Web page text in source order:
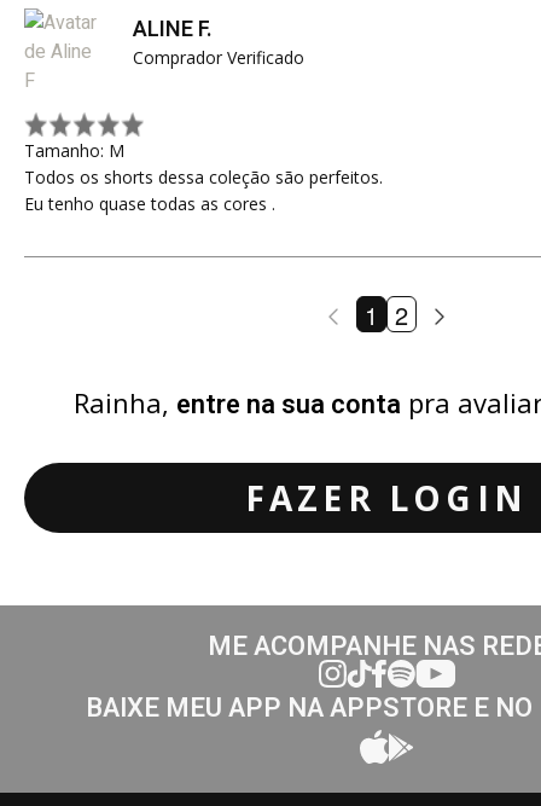
ALINE F.
Comprador Verificado
Tamanho: M
Todos os shorts dessa coleção são perfeitos.
Eu tenho quase todas as cores .
1 2
Rainha, entre na sua conta pra
FAZER LOGIN
ME ACOMPANHE NAS
BAIXE MEU APP NA APPSTORE E